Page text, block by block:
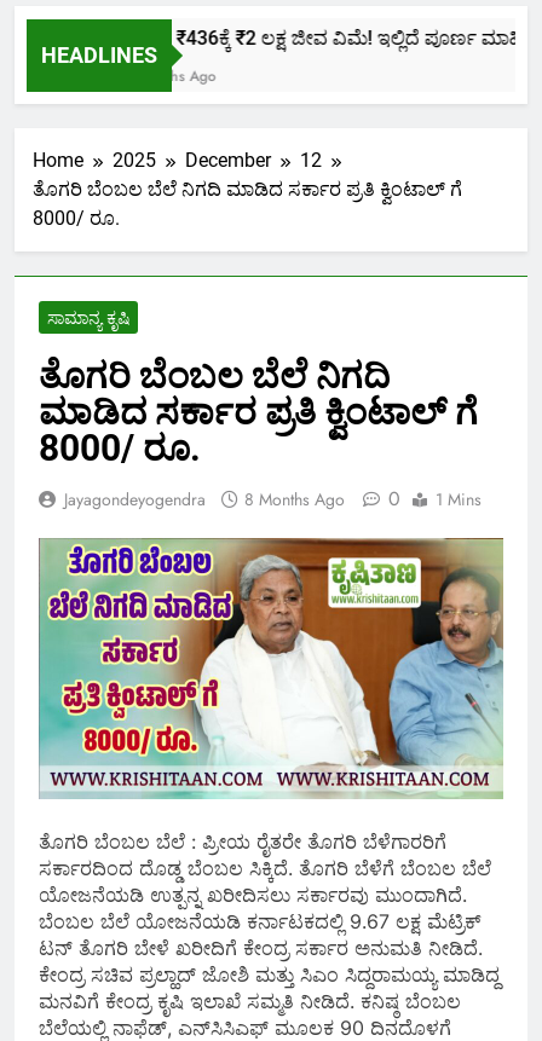
HEADLINES
ಕೇವಲ ₹436ಕ್ಕೆ ₹2 ಲಕ್ಷ ಜೀವ ವಿಮೆ! ಇಲ್ಲಿದೆ ಪೂರ್ಣ ಮಾಹಿತಿ.
2 Months Ago
Home 2025 December
12
ತೊಗರಿ ಬೆಂಬಲ ಬೆಲೆ ನಿಗದಿ ಮಾಡಿದ ಸರ್ಕಾರ ಪ್ರತಿ ಕ್ವಿಂಟಾಲ್ ಗೆ
8000/ ರೂ.
ಸಾಮಾನ್ಯ ಕೃಷಿ
ತೊಗರಿ ಬೆಂಬಲ ಬೆಲೆ ನಿಗದಿ
ಮಾಡಿದ ಸರ್ಕಾರ ಪ್ರತಿ ಕ್ವಿಂಟಾಲ್ ಗೆ
8000/ ರೂ.
Jayagondeyogendra 8 Months Ago 0 1 Mins
ತೊಗರಿ ಬೆಂಬಲ ಬೆಲೆ : ಪ್ರೀಯ ರೈತರೇ ತೊಗರಿ ಬೆಳೆಗಾರರಿಗೆ
ಸರ್ಕಾರದಿಂದ ದೊಡ್ಡ ಬೆಂಬಲ ಸಿಕ್ಕಿದೆ. ತೊಗರಿ ಬೆಳೆಗೆ ಬೆಂಬಲ ಬೆಲೆ
ಯೋಜನೆಯಡಿ ಉತ್ಪನ್ನ ಖರೀದಿಸಲು ಸರ್ಕಾರವು ಮುಂದಾಗಿದೆ.
ಬೆಂಬಲ ಬೆಲೆ ಯೋಜನೆಯಡಿ ಕರ್ನಾಟಕದಲ್ಲಿ 9.67 ಲಕ್ಷ ಮೆಟ್ರಿಕ್
ಟನ್ ತೊಗರಿ ಬೇಳೆ ಖರೀದಿಗೆ ಕೇಂದ್ರ ಸರ್ಕಾರ ಅನುಮತಿ ನೀಡಿದೆ.
ಕೇಂದ್ರ ಸಚಿವ ಪ್ರಲ್ಹಾದ್ ಜೋಶಿ ಮತ್ತು ಸಿಎಂ ಸಿದ್ದರಾಮಯ್ಯ ಮಾಡಿದ್ದ
ಮನವಿಗೆ ಕೇಂದ್ರ ಕೃಷಿ ಇಲಾಖೆ ಸಮ್ಮತಿ ನೀಡಿದೆ. ಕನಿಷ್ಠ ಬೆಂಬಲ
ಬೆಲೆಯಲ್ಲಿ ನಾಫೆಡ್, ಎನ್‌ಸಿಸಿಎಫ್ ಮೂಲಕ 90 ದಿನದೊಳಗೆ